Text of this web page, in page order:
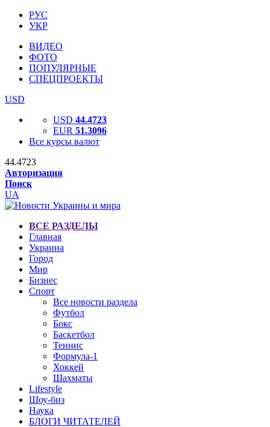
РУС
УКР
ВИДЕО
ФОТО
ПОПУЛЯРНЫЕ
СПЕЦПРОЕКТЫ
USD
USD 44.4723
EUR 51.3096
Все курсы валют
44.4723
Авторизация
Поиск
UA
ВСЕ РАЗДЕЛЫ
Главная
Украина
Город
Мир
Бизнес
Спорт
Все новости раздела
Футбол
Бокс
Баскетбол
Теннис
Формула-1
Хоккей
Шахматы
Lifestyle
Шоу-биз
Наука
БЛОГИ ЧИТАТЕЛЕЙ